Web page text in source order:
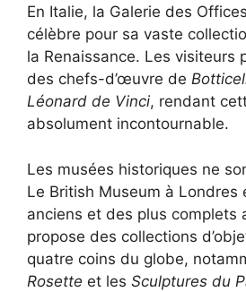
En Italie, la Galerie des
célèbre pour sa vaste
la Renaissance. Les visiteurs
des chefs-d’œuvre de
Léonard de Vinci, rendant
absolument incontournable.
Les musées historiques ne
Le British Museum à Londres
anciens et des plus complets
propose des collections
quatre coins du globe,
Rosette et les Sculptures du